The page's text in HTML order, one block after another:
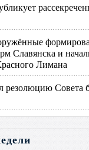
Славянска и
Лимана
резолюцию Совета